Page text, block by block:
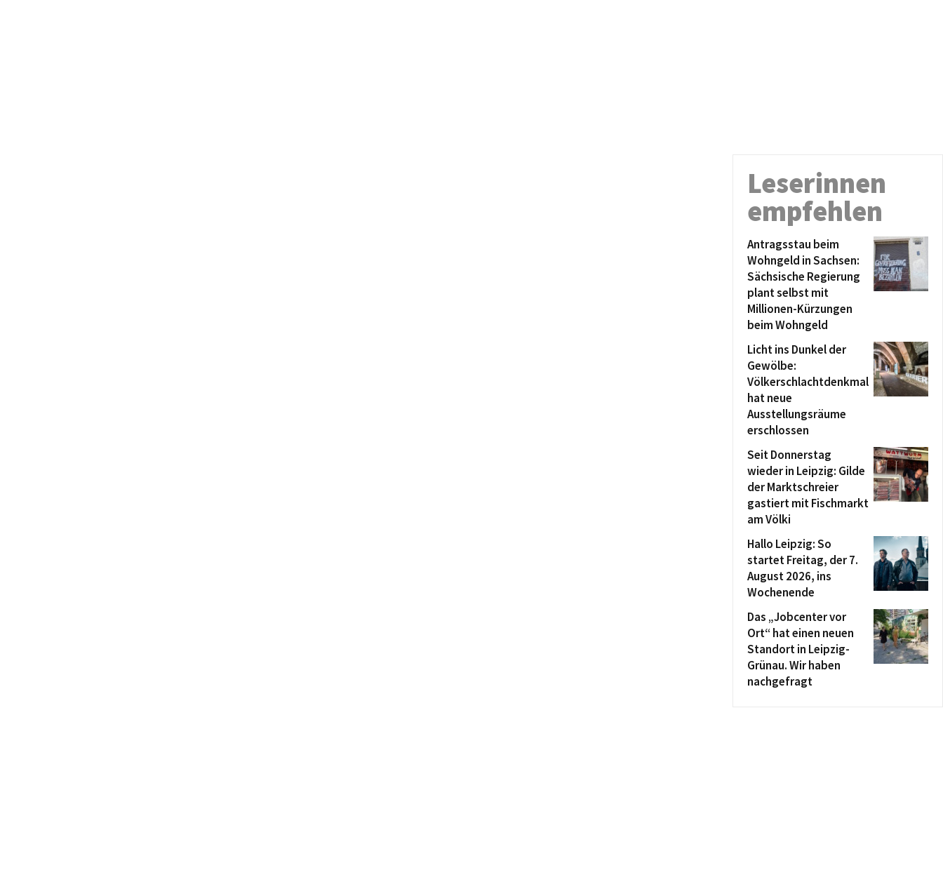
Leserinnen
empfehlen
Antragsstau beim
Wohngeld in Sachsen:
Sächsische Regierung
plant selbst mit
Millionen-Kürzungen
beim Wohngeld
Licht ins Dunkel der
Gewölbe:
Völkerschlachtdenkmal
hat neue
Ausstellungsräume
erschlossen
Seit Donnerstag
wieder in Leipzig: Gilde
der Marktschreier
gastiert mit Fischmarkt
am Völki
Hallo Leipzig: So
startet Freitag, der 7.
August 2026, ins
Wochenende
Das „Jobcenter vor
Ort“ hat einen neuen
Standort in Leipzig-
Grünau. Wir haben
nachgefragt